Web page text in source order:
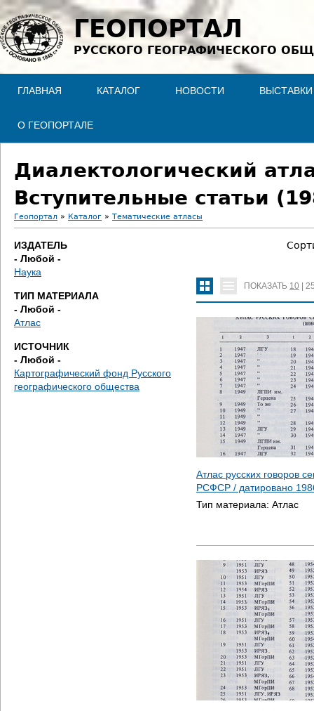
Jump to navigation
ГЕОПОРТАЛ
РУССКОГО ГЕОГРАФИЧЕСКОГО
ГЛАВНАЯ КАТАЛОГ НОВОСТИ ВЫСТАВКИ
О ГЕОПОРТАЛЕ
Диалектологический
Вступительные статьи
В
ы
з
д
е
с
Геопортал » Каталог » Тематические атласы
ИЗДАТЕЛЬ
- Любой -
Наука
ТИП МАТЕРИАЛА
- Любой -
Атлас
ИСТОЧНИК
- Любой -
Картографический фонд Русского
географического общества
ПОКАЗАТЬ 10
Атлас русских говоров
РСФСР / датировано
Тип материала: Атлас